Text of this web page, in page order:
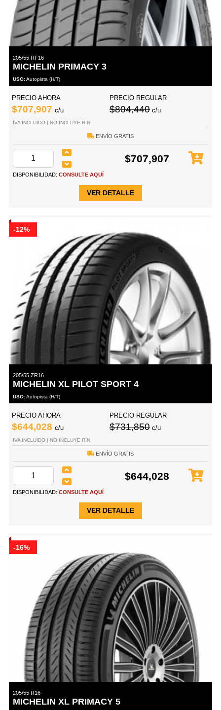
205/55 RF16
MICHELIN PRIMACY 3
USO:Autopista (H/T)
PRECIO AHORA
$707,907 c/u
PRECIO REGULAR
$804,440 c/u
IVA INCLUIDO | NO INCLUYE RIN
ENVÍO GRATIS
$707,907
DISPONIBILIDAD: CONSULTE AQUÍ
VER DETALLE
-12%
205/55 ZR16
MICHELIN XL PILOT SPORT 4
USO:Autopista (H/T)
PRECIO AHORA
$644,028 c/u
PRECIO REGULAR
$731,850 c/u
IVA INCLUIDO | NO INCLUYE RIN
ENVÍO GRATIS
$644,028
DISPONIBILIDAD: CONSULTE AQUÍ
VER DETALLE
-16%
205/55 R16
MICHELIN XL PRIMACY 5